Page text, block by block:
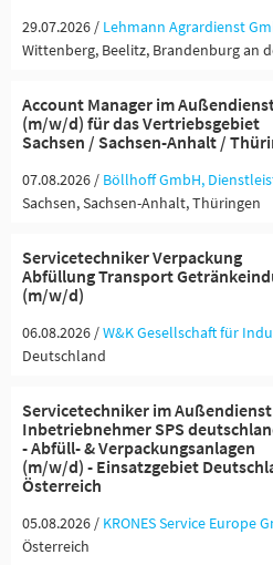
29.07.2026 / Lehmann Agrardienst
Wittenberg, Beelitz, Brandenburg an
Account Manager im
(m/w/d) für das Vertriebsgebiet
Sachsen / Sachsen-Anhalt /
07.08.2026 / Böllhoff GmbH,
Sachsen, Sachsen-Anhalt, Thüringen
Servicetechniker Verpackung
Abfüllung Transport
(m/w/d)
06.08.2026 /W&K Gesellschaft für
Deutschland
Servicetechniker im
Inbetriebnehmer SPS
- Abfüll- & Verpackungsanlagen
(m/w/d) - Einsatzgebiet
Österreich
05.08.2026 / KRONES Service Europe
Österreich